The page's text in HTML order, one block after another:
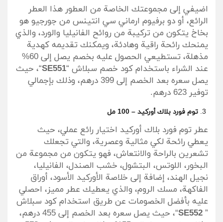
اضيفي إلى مجموعتك الخاصة من العطور هذا العطر
الرائع، أو دو برفيوم ارماني سي انتينس من جورجيو هو
بخاخ يتكون من تركيبة من روائح الفانيليا والورد، والذي
يمنحك رائحة راقية وهادئة، ويمكنك تقديمه كهدية
مذهلة، تستطيعي الحصول عليه بخصم يصل إلى 60%
عند الشراء باستخدام كود خصم سبلاش “SE551“، حيث
يصل سعره بعد الخصم إلى 399 درهم، وذلك بإجمالي
توفير 623 درهم.
توم فورد بلاك أوركيد – 100 مل
عطر توم فورد بلاك أوركيد اختيار رائع عملي، حيث
يعطي رائحة لكي مثالية وعصرية، والتي تجعلك
تشعرين بالراحة والانتعاش، فهو يتكون من مجموعة من
البخور، اللوتس، البتشول، خشب الصندل، الفانيليا،
نجيل الهند، إضافة إلى خلاصة الأوركيد الأسود، أوراق
الفاكهة، مسك الروم، والذي يعطيك عطر مميز، احصلي
عليه بأفضل الخصومات عن طريق استخدام كود سبلاش
”
SE552
“، حيث يصل سعره بعد الخصم إلى 455 درهم،